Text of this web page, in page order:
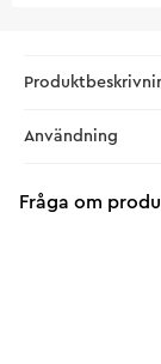
Användning
Fråga om